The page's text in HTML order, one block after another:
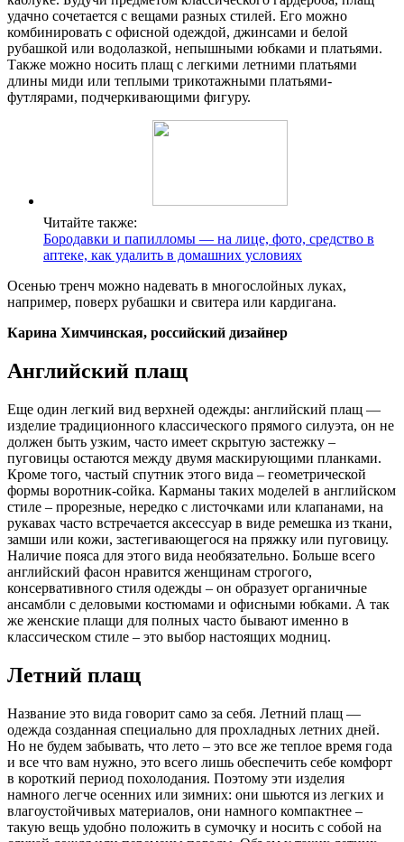
удачно сочетается с вещами разных стилей. Его можно
комбинировать с офисной одеждой, джинсами и белой
рубашкой или водолазкой, непышными юбками и платьями.
Также можно носить плащ с легкими летними платьями
длины миди или теплыми трикотажными платьями-
футлярами, подчеркивающими фигуру.
Читайте также:
Бородавки и папилломы — на лице, фото, средство в
аптеке, как удалить в домашних условиях
Осенью тренч можно надевать в многослойных луках,
например, поверх рубашки и свитера или кардигана.
Карина Химчинская, российский дизайнер
Английский плащ
Еще один легкий вид верхней одежды: английский плащ —
изделие традиционного классического прямого силуэта, он не
должен быть узким, часто имеет скрытую застежку –
пуговицы остаются между двумя маскирующими планками.
Кроме того, частый спутник этого вида – геометрической
формы воротник-сойка. Карманы таких моделей в английском
стиле – прорезные, нередко с листочками или клапанами, на
рукавах часто встречается аксессуар в виде ремешка из ткани,
замши или кожи, застегивающегося на пряжку или пуговицу.
Наличие пояса для этого вида необязательно. Больше всего
английский фасон нравится женщинам строгого,
консервативного стиля одежды – он образует органичные
ансамбли с деловыми костюмами и офисными юбками. А так
же женские плащи для полных часто бывают именно в
классическом стиле – это выбор настоящих модниц.
Летний плащ
Название это вида говорит само за себя. Летний плащ —
одежда созданная специально для прохладных летних дней.
Но не будем забывать, что лето – это все же теплое время года
и все что вам нужно, это всего лишь обеспечить себе комфорт
в короткий период похолодания. Поэтому эти изделия
намного легче осенних или зимних: они шьются из легких и
влагоустойчивых материалов, они намного компактнее –
такую вещь удобно положить в сумочку и носить с собой на